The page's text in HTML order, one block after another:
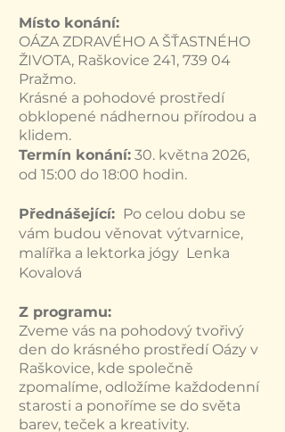
Místo konání:
OÁZA ZDRAVÉHO A ŠŤASTNÉHO
ŽIVOTA, Raškovice 241, 739 04
Pražmo.
Krásné a pohodové prostředí
obklopené nádhernou přírodou a
klidem.
Termín konání: 30. května 2026,
od 15:00 do 18:00 hodin.
Přednášející: Po celou dobu se
vám budou věnovat výtvarnice,
malířka a lektorka jógy Lenka
Kovalová
Z programu:
Zveme vás na pohodový tvořivý
den do krásného prostředí Oázy v
Raškovice, kde společně
zpomalíme, odložíme každodenní
starosti a ponoříme se do světa
barev, teček a kreativity.